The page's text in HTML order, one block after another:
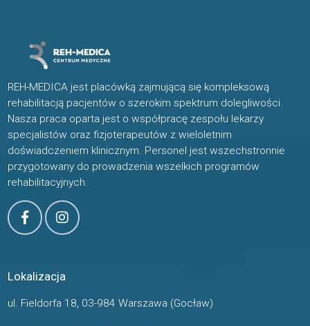
REH-MEDICA jest placówką zajmującą się kompleksową
rehabilitacją pacjentów o szerokim spektrum dolegliwości.
Nasza praca oparta jest o współpracę zespołu lekarzy
specjalistów oraz fizjoterapeutów z wieloletnim
doświadczeniem klinicznym. Personel jest wszechstronnie
przygotowany do prowadzenia wszelkich programów
rehabilitacyjnych.
Lokalizacja
ul. Fieldorfa 18, 03-984 Warszawa (Gocław)